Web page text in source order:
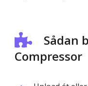
Sådan
Compressor